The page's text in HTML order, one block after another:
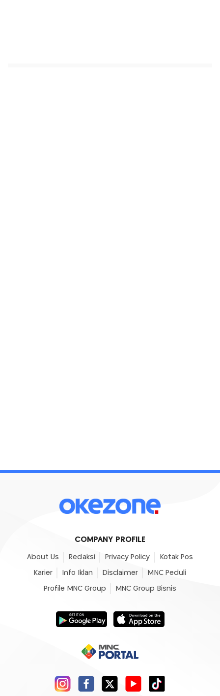
COMPANY PROFILE
About Us Redaksi Privacy Policy Kotak Pos
Karier Info Iklan Disclaimer MNC Peduli
Profile MNC Group MNC Group Bisnis